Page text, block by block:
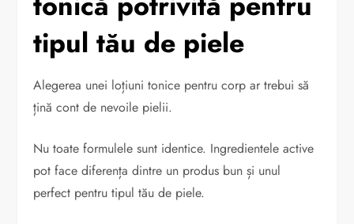
tipul tău de piele
Alegerea unei loțiuni tonice pentru corp ar trebui să
țină cont de nevoile pielii.
Nu toate formulele sunt identice. Ingredientele active
pot face diferența dintre un produs bun și unul
perfect pentru tipul tău de piele.